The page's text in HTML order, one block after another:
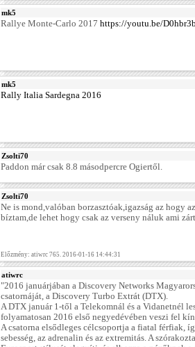
mk5
Rallye Monte-Carlo 2017 https://youtu.be/
mk5
Rally Italia Sardegna 2016
Zsolti70
Paddon már csak 8.8 másodpercre Ogiertől.
Zsolti70
Ne is mond,valóban borzasztóak,igazság az hogy
bíztam,de lehet hogy csak az verseny náluk ami
Előzmény: atiwrc 765. 2016-01-16 14:44:31
atiwrc
"2016 januárjában a Discovery Networks
csatornáját, a Discovery Turbo Extrát (DTX).
A DTX január 1-től a Telekomnál és a Vidanetnél
folyamatosan 2016 első negyedévében veszi fel
A csatorna elsődleges célcsoportja a fiatal férfiak,
sebesség, az adrenalin és az extremitás. A